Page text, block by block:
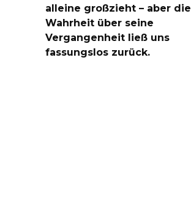
alleine großzieht – aber die
Wahrheit über seine
Vergangenheit ließ uns
fassungslos zurück.